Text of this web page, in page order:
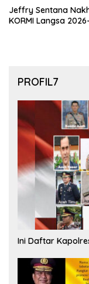
Jeffry Sentana
KORMI Langsa
PROFIL7
Ini Daftar